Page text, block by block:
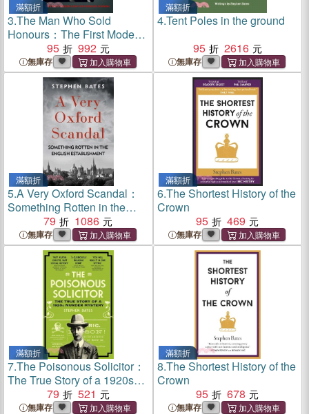
滿額折
3.The Man Who Sold
Honours：The First Modern
Cash for Honours Scandal
95 992
無庫存
滿額折
4.Tent Poles in the ground
95
2616
無庫存
滿額折
5.A Very Oxford Scandal：
Something Rotten in the
English Establishment
79 1086
無庫存
滿額折
6.The Shortest History of the
Crown
95
469
無庫存
滿額折
7.The Poisonous Solicitor：
The True Story of a 1920s
Murder Mystery
79 521
無庫存
滿額折
8.The Shortest History of the
Crown
95
678
無庫存